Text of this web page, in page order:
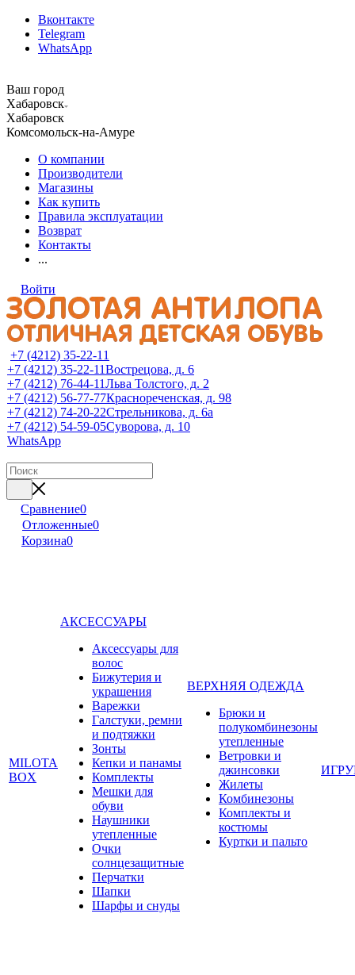
Вконтакте
Telegram
WhatsApp
Ваш город
Хабаровск
Хабаровск
Комсомольск-на-Амуре
О компании
Производители
Магазины
Как купить
Правила эксплуатации
Возврат
Контакты
...
Войти
+7 (4212) 35-22-11
+7 (4212) 35-22-11Вострецова, д. 6
+7 (4212) 76-44-11Льва Толстого, д. 2
+7 (4212) 56-77-77Краснореченская, д. 98
+7 (4212) 74-20-22Стрельникова, д. 6а
+7 (4212) 54-59-05Суворова, д. 10
WhatsApp
Сравнение0
Отложенные0
Корзина0
MILOTA
BOX
АКСЕССУАРЫ
Аксессуары для
волос
Бижутерия и
украшения
Варежки
Галстуки, ремни
и подтяжки
Зонты
Кепки и панамы
Комплекты
Мешки для
обуви
Наушники
утепленные
Очки
солнцезащитные
Перчатки
Шапки
Шарфы и снуды
ВЕРХНЯЯ ОДЕЖДА
Брюки и
полукомбинезоны
утепленные
Ветровки и
джинсовки
Жилеты
Комбинезоны
Комплекты и
костюмы
Куртки и пальто